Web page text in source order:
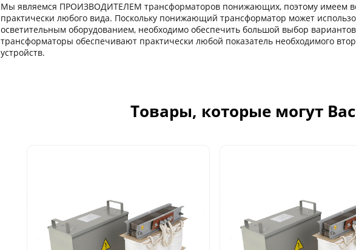
Мы являемся ПРОИЗВОДИТЕЛЕМ трансформаторов понижающих, поэтому имеем
практически любого вида. Поскольку понижающий трансформатор может
осветительным оборудованием, необходимо обеспечить большой выбор
трансформаторы обеспечивают практически любой показатель необходимого
устройств.
Товары, которые могут